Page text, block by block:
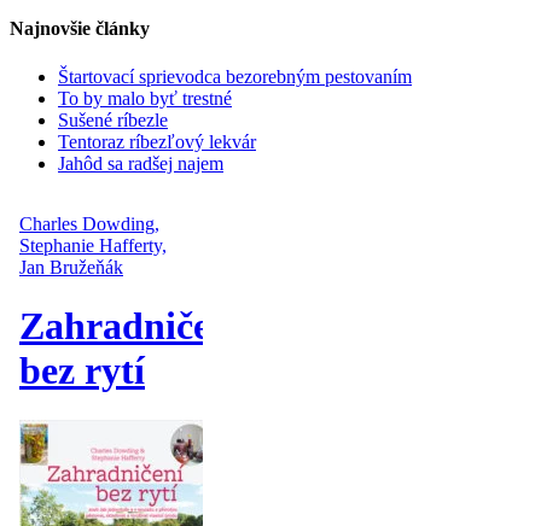
Najnovšie články
Štartovací sprievodca bezorebným pestovaním
To by malo byť trestné
Sušené ríbezle
Tentoraz ríbezľový lekvár
Jahôd sa radšej najem